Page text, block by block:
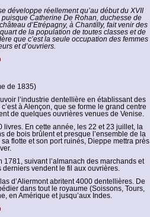
développe réellement qu’au début du XVII
Catherine De Rohan, duchesse de
d’Etrépagny, à Chantilly, fait venir des
de la population de toutes classes et de
que c’est la seule occupation des femmes
et d’ouvriers.
de 1835)
l’industrie dentellière en établissant des
à Alençon, que se forme le grand centre
de quelques ouvrières venues de Venise.
livres. En cette année, les 22 et 23 juillet, la
de bois brûlent et presque l’ensemble de la
flotte et son port ruinés, Dieppe mettra près
suivant l’almanach des marchands et
derniers vendent le fil aux ouvrières.
d’Aliermont abritent 4000 dentellières. De
dans tout le royaume (Soissons, Tours,
en Amérique et jusqu’aux Indes.